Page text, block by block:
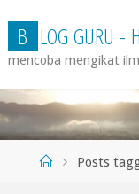
content
B LOG GURU - H
mencoba mengikat
HomePosts